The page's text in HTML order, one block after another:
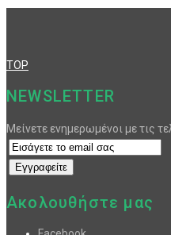
TOP
NEWSLETTER
Μείνετε ενημερωμένοι με τις
Ακολουθήστε μας